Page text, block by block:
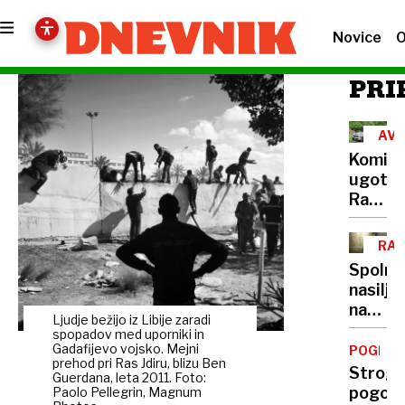
Novice
Ljudje bežijo iz Libije zaradi
spopadov med uporniki in
Gadafijevo vojsko. Mejni
prehod pri Ras Jdiru, blizu Ben
Guerdana, leta 2011. Foto:
Paolo Pellegrin, Magnum
Racija
na
je
bila
Spolno
nasilje
nad
otroki:
Vse
več
zlorab
Strogi
pogoji,